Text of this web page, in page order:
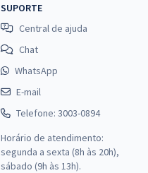
SUPORTE
Central de ajuda
Chat
WhatsApp
E-mail
Telefone: 3003-0894
Horário de atendimento:
segunda a sexta (8h às 20h),
sábado (9h às 13h).